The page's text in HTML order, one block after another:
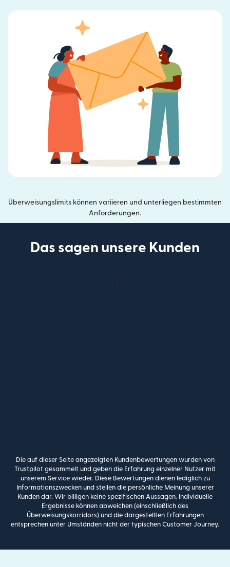
Überweisungslimits können variieren und unterliegen bestimmten
Anforderungen.
Das sagen unsere Kunden
Die auf dieser Seite angezeigten Kundenbewertungen wurden von
Trustpilot gesammelt und geben die Erfahrung einzelner Nutzer mit
unserem Service wieder. Diese Bewertungen dienen lediglich zu
Informationszwecken und stellen die persönliche Meinung unserer
Kunden dar. Wir billigen keine spezifischen Aussagen. Individuelle
Ergebnisse können abweichen (einschließlich des
Überweisungskorridors) und die dargestellten Erfahrungen
entsprechen unter Umständen nicht der typischen Customer Journey.